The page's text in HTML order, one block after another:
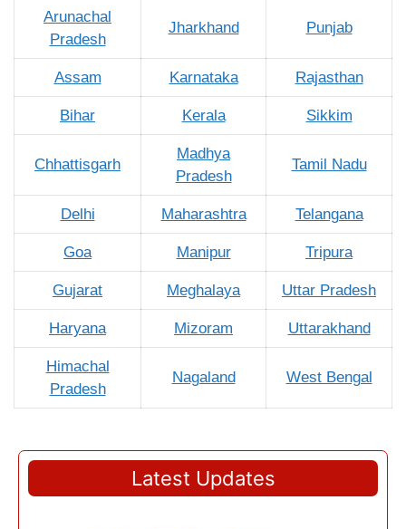
Arunachal
Pradesh
Jharkhand Punjab
Assam Karnataka Rajasthan
Bihar Kerala Sikkim
Chhattisgarh
Madhya
Pradesh
Tamil Nadu
Delhi Maharashtra Telangana
Goa Manipur Tripura
Gujarat Meghalaya Uttar Pradesh
Haryana Mizoram Uttarakhand
Himachal
Pradesh
Nagaland West Bengal
Latest Updates